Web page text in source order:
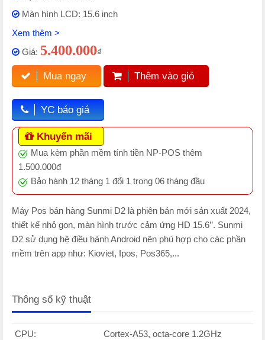
Màn hình LCD: 15.6 inch
Xem thêm >
Giá: 5.400.000₫
Mua ngay Thêm vào giỏ
YC báo giá
Khuyến mãi
Mua kèm phần mềm tính tiền NP-POS thêm
1.500.000đ
Bảo hành 12 tháng 1 đổi 1 trong 06 tháng đầu
Máy Pos bán hàng Sunmi D2 là phiên bản mới sản xuất 2024,
thiết kế nhỏ gọn, màn hình trước cảm ứng HD 15.6’’. Sunmi
D2 sử dụng hệ điều hành Android nên phù hợp cho các phần
mềm trên app như: Kioviet, Ipos, Pos365,...
Thông số kỹ thuật
CPU: Cortex-A53, octa-core 1.2GHz